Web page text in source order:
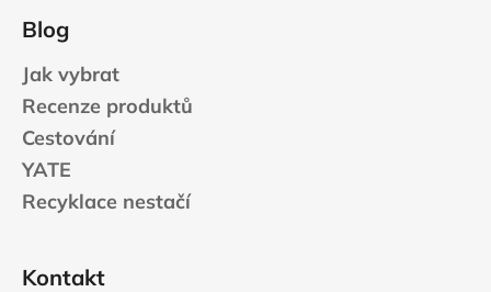
Blog
Jak vybrat
Recenze produktů
Cestování
YATE
Recyklace nestačí
Kontakt